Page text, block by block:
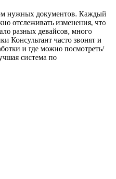
нужных документов. Каждый
отслеживать изменения, что
разных девайсов, много
Консультант часто звонят и
и где можно посмотреть/
система по